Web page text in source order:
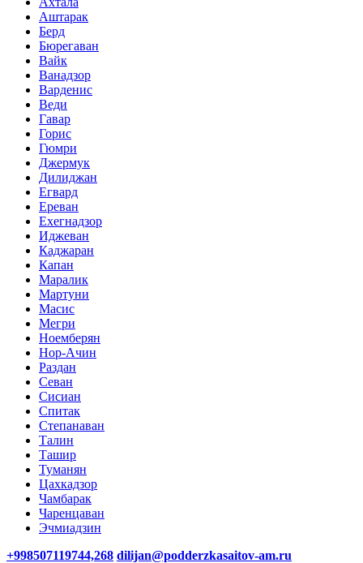
Аштарак
Берд
Бюрегаван
Вайк
Ванадзор
Варденис
Веди
Гавар
Горис
Гюмри
Джермук
Дилиджан
Егвард
Ереван
Ехегнадзор
Иджеван
Каджаран
Капан
Маралик
Мартуни
Масис
Мегри
Ноемберян
Нор-Ачин
Раздан
Севан
Сисиан
Спитак
Степанаван
Талин
Ташир
Туманян
Цахкадзор
Чамбарак
Чаренцаван
Эчмиадзин
+998507119744,268 dilijan@podderzkasaitov-am.ru